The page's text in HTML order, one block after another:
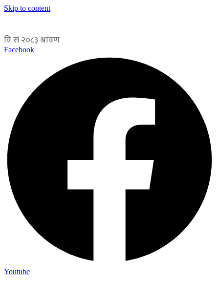
Skip to content
Facebook
Youtube